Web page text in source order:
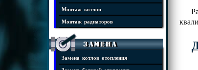
Монтаж котлов
Монтаж радиаторов
Замена
Замена котлов отопления